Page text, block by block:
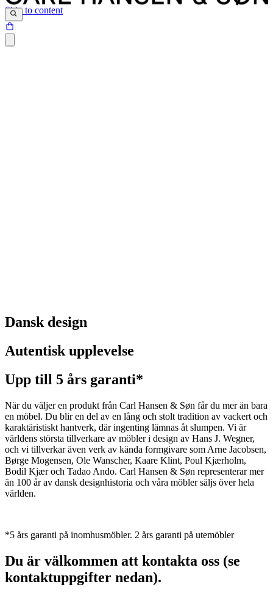
Skip to content
liknande spills på din möbel ska det avlägsnas omgående för att
Skador som orsakas av handsprit, rengöringssprit och andra
Ladda ner skötselanvisningarna som pdf-fil
Dansk design
Autentisk upplevelse
Upp till 5 års garanti*
När du väljer en produkt från Carl Hansen & Søn får du mer än bara
en möbel. Du blir en del av en lång och stolt tradition av vackert och
karaktäristiskt hantverk, där ingenting lämnas åt slumpen. Vi är
världens största tillverkare av möbler i design av Hans J. Wegner,
och vi tillverkar även verk av kända formgivare som Arne Jacobsen,
Børge Mogensen, Ole Wanscher, Kaare Klint, Poul Kjærholm,
Bodil Kjær och Tadao Ando. Carl Hansen & Søn representerar mer
än 100 år av dansk designhistoria och våra möbler säljs över hela
världen.
*5 års garanti på inomhusmöbler. 2 års garanti på utemöbler
Du är välkommen att kontakta oss (se
kontaktuppgifter nedan).